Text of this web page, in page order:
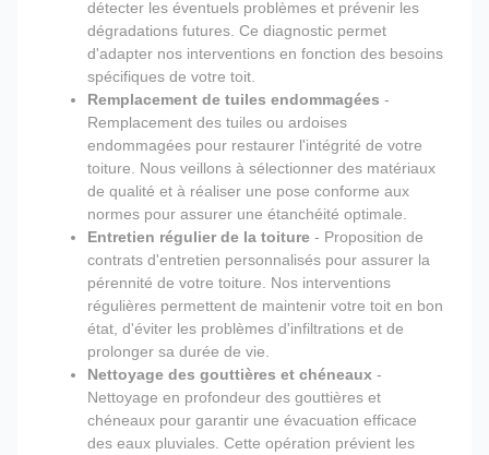
détecter les éventuels problèmes et prévenir les
dégradations futures. Ce diagnostic permet
d'adapter nos interventions en fonction des besoins
spécifiques de votre toit.
Remplacement de tuiles endommagées -
Remplacement des tuiles ou ardoises
endommagées pour restaurer l'intégrité de votre
toiture. Nous veillons à sélectionner des matériaux
de qualité et à réaliser une pose conforme aux
normes pour assurer une étanchéité optimale.
Entretien régulier de la toiture - Proposition de
contrats d'entretien personnalisés pour assurer la
pérennité de votre toiture. Nos interventions
régulières permettent de maintenir votre toit en bon
état, d'éviter les problèmes d'infiltrations et de
prolonger sa durée de vie.
Nettoyage des gouttières et chéneaux -
Nettoyage en profondeur des gouttières et
chéneaux pour garantir une évacuation efficace
des eaux pluviales. Cette opération prévient les